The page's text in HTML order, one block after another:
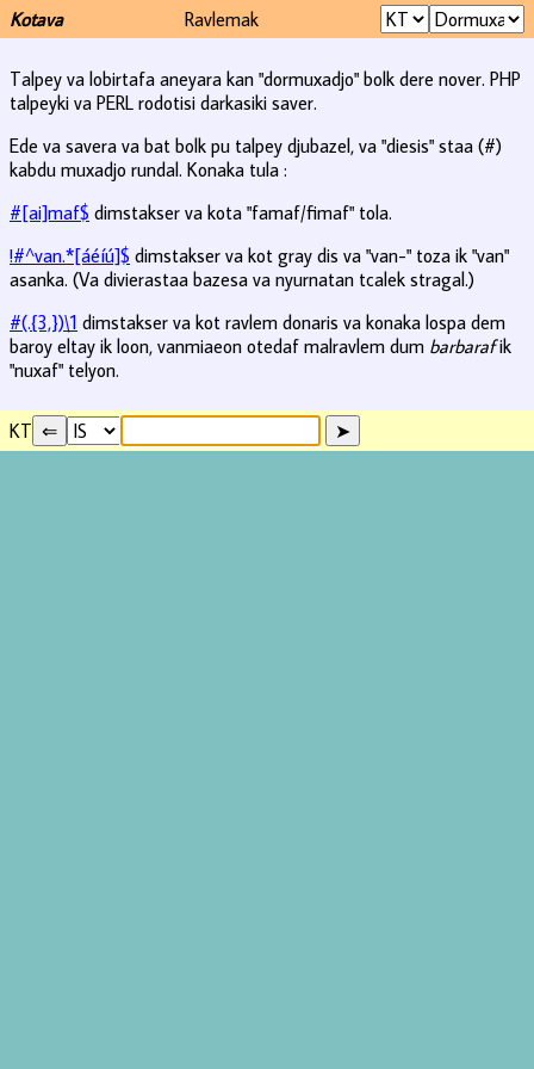
Kotava Ravlemak
Talpey va lobirtafa aneyara kan "dormuxadjo" bolk dere nover. PHP
talpeyki va PERL rodotisi darkasiki saver.
Ede va savera va bat bolk pu talpey djubazel, va "diesis" staa (#)
kabdu muxadjo rundal. Konaka tula :
#[ai]maf$ dimstakser va kota "famaf/fimaf" tola.
!#^van.*[áéíú]$ dimstakser va kot gray dis va "van-" toza ik "van"
asanka. (Va divierastaa bazesa va nyurnatan tcalek stragal.)
#(.{3,})\1 dimstakser va kot ravlem donaris va konaka lospa dem
baroy eltay ik loon, vanmiaeon otedaf malravlem dum barbarafik
"nuxaf" telyon.
KT